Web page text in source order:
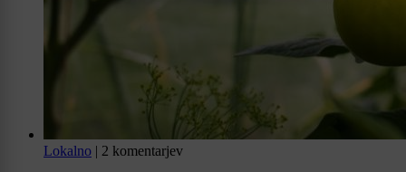
Lokalno | 2 komentarjev